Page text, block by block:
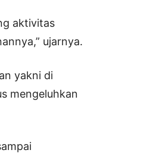
aktivitas
ujarnya.
yakni di
mengeluhkan